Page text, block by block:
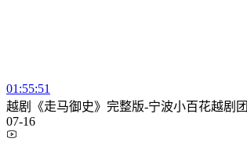
01:55:51
越剧《走马御史》完整版-宁波小百花越剧团
07-16